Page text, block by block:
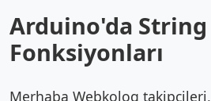
Arduino'da String
Fonksiyonları
Merhaba Webkolog takipçileri,